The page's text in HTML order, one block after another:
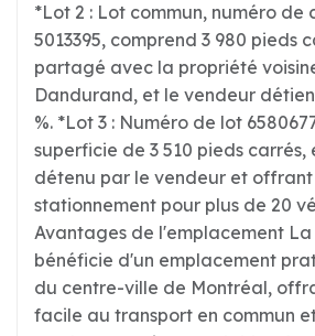
*Lot 2 : Lot commun, numéro de
5013395, comprend 3 980 pieds
partagé avec la propriété
Dandurand, et le vendeur
%. *Lot 3 : Numéro de lot
superficie de 3 510 pieds carrés,
détenu par le vendeur et
stationnement pour plus de 20
Avantages de l'emplacement
bénéficie d'un emplacement
du centre-ville de Montréal,
facile au transport en commun